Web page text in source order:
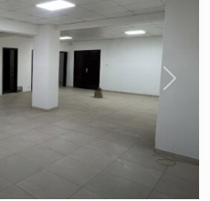
Next